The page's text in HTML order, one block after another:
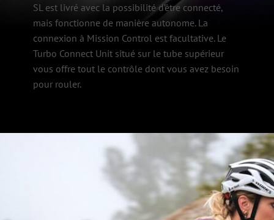
SL est livré avec la possibilité d’être connecté,
mais fonctionne de manière autonome. La
connexion à Mission Control est facultative. Le
Turbo Connect Unit situé sur le tube supérieur
vous offre tout le contrôle dont vous avez besoin
pour rouler.